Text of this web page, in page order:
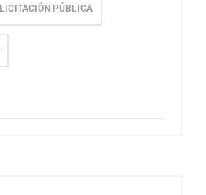
LICITACIÓN PÚBLICA